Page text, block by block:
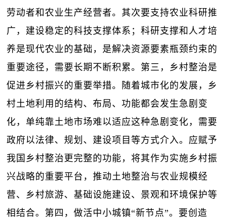
劳动者和农业生产经营者。其次要支持农业科研推
广，建设稳定的科技支撑体系；科研支撑和人才培
养是现代农业的基础，是解决资源要素瓶颈约束的
重要途径，需要长期不断积累。第三，乡村整治是
促进乡村振兴的重要举措。随着城市化的发展，乡
村土地利用的结构、布局、功能都会发生急剧变
化，单纯靠土地市场难以适应这种急剧变化，需要
政府以法律、规划、建设项目等方式介入。应赋予
我国乡村整治更完整的功能，将其作为实施乡村振
兴战略的重要平台，推动土地整治与农业规模经
营、乡村旅游、基础设施建设、景观和环境保护等
相结合。第四，做活中小城镇“新节点”。要创造